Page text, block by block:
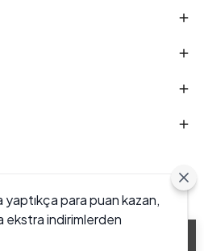
para puan kazan,
ekstra indirimlerden